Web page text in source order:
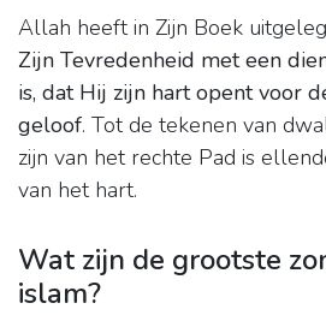
Allah heeft in Zijn Boek
Zijn Tevredenheid met een
is, dat Hij zijn hart opent voor
geloof. Tot de tekenen van
zijn van het rechte Pad is
van het hart.
Wat zijn de grootste
islam?